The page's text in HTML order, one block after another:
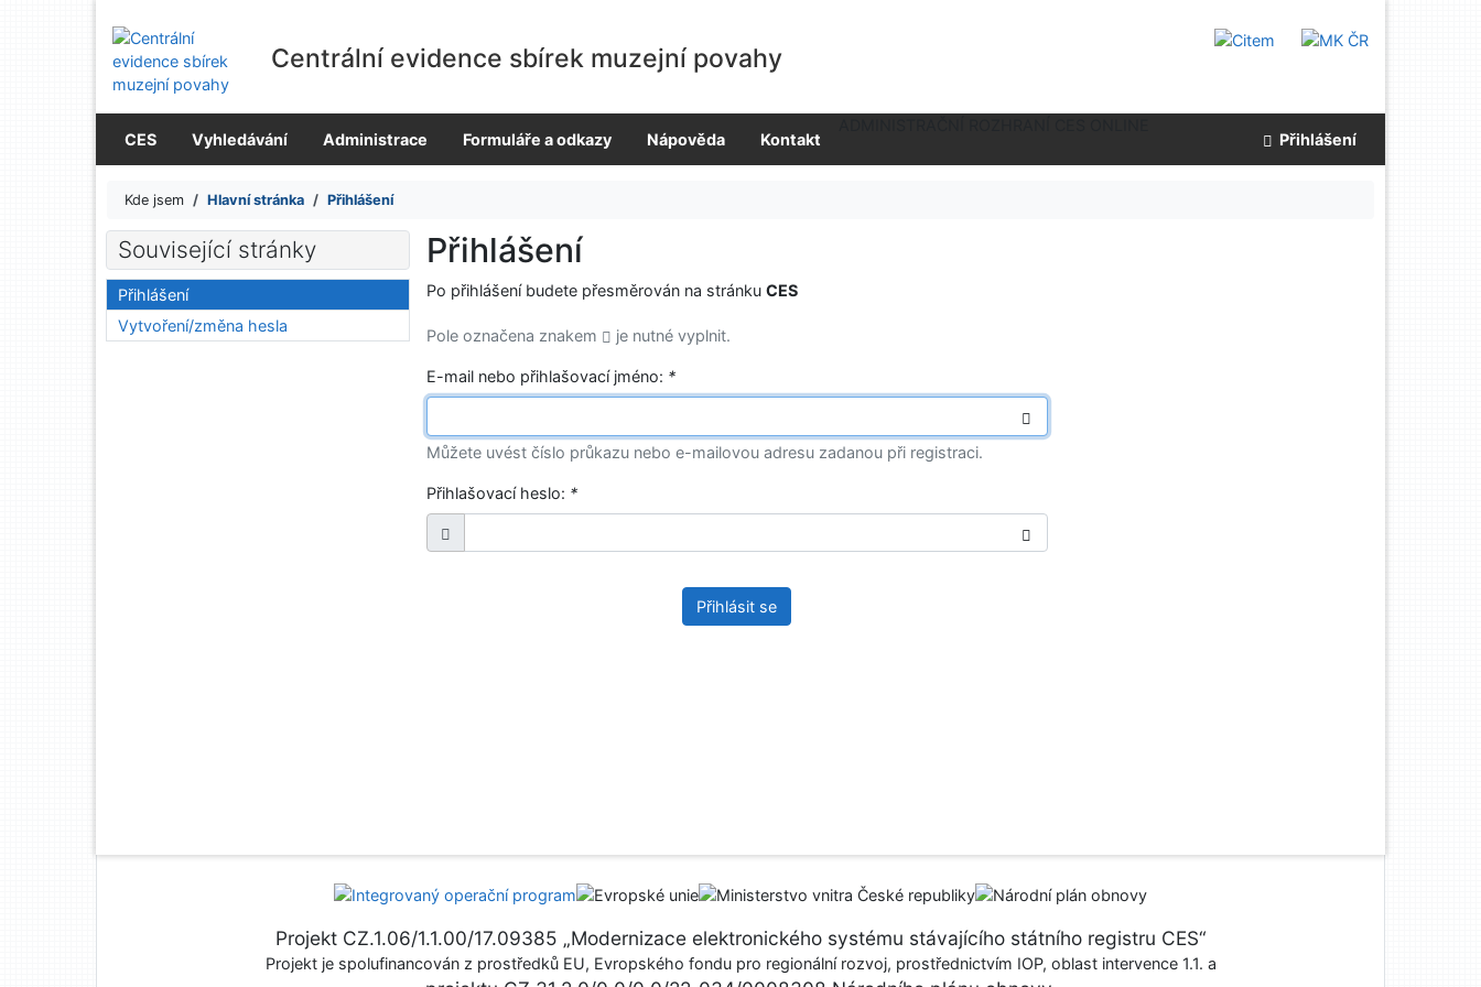
Přejít na menu
Prohlášení o webové přístupnostiCentrální evidence sbírek muzejní povahy
CES Vyhledávání Administrace Formuláře a odkazy Nápověda Kontakt Přihlášení
Kde jsem Hlavní stránka Přihlášení
Přihlášení
Po přihlášení budete přesměrován na stránku CES
Pole označena znakem je nutné vyplnit.
E-mail nebo přihlašovací jméno: *
Můžete uvést číslo průkazu nebo e-mailovou adresu zadanou při registraci.
Přihlašovací heslo: *
Přihlásit se
Související stránky
Přihlášení
Vytvoření/změna hesla
Projekt CZ.1.06/1.1.00/17.09385 „Modernizace elektronického systému stávajícího státního registru CES“
Projekt je spolufinancován z prostředků EU, Evropského fondu pro regionální rozvoj, prostřednictvím IOP, oblast intervence 1.1. a